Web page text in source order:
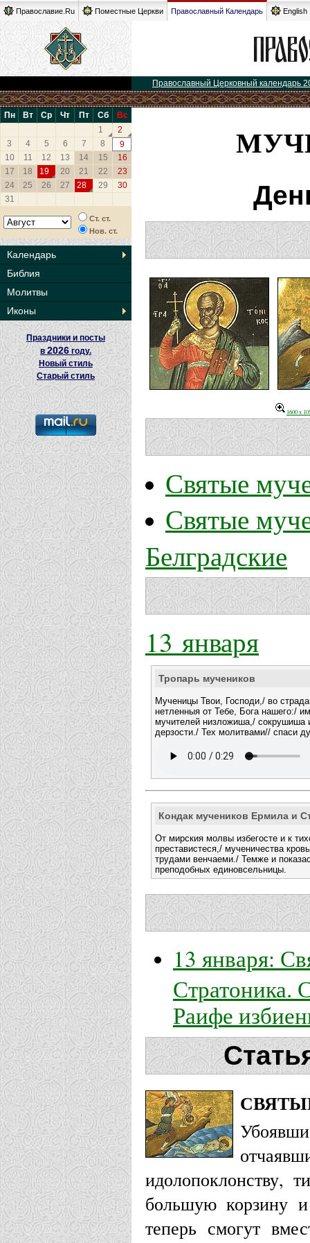
Православие.Ru Поместные Церкви Православный Календарь English
Православный Церковный календарь
Пн Вт Ср Чт Пт Сб
Вс
1
2
3
4 5 6 7 8
9
10
11 12 13 14 15
16
17
18 19 20 21 22
23
24
25 26 27 28 29
30
31
Ст. ст.
Нов. ст.
Календарь
Библия
Молитвы
Иконы
Праздники и посты
в2026 году.
Новый стиль
Старый стиль
1600 x
Святые
Святые
Белградские
13 января
Тропарь мучеников
Мученицы Твои, Господи,/ во
нетленныя от Тебе, Бога нашего:/
мучителей низложиша,/
дерзости./ Тех молитвами// спаси
Кондак мучеников Ермила и
От мирския молвы избегосте и к
преставистеся,/ мученичества
трудами венчаеми./ Темже и
преподобных единовсельницы.
13 января:
Стратоника.
Раифе
идолопоклонству,
большую корзину
теперь смогут